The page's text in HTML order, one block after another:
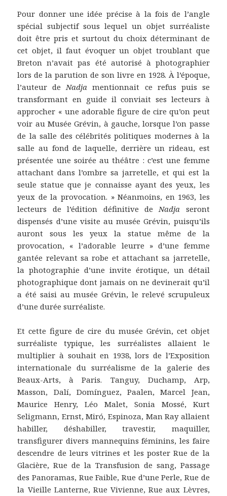
Pour donner une idée précise à la fois de l’angle
spécial subjectif sous lequel un objet surréaliste
doit être pris et surtout du choix déterminant de
cet objet, il faut évoquer un objet troublant que
Breton n’avait pas été autorisé à photographier
lors de la parution de son livre en 1928. À l’époque,
l’auteur deNadja mentionnait ce refus puis se
transformant en guide il conviait ses lecteurs à
approcher « une adorable figure de cire qu’on peut
voir au Musée Grévin, à gauche, lorsque l’on passe
de la salle des célébrités politiques modernes à la
salle au fond de laquelle, derrière un rideau, est
présentée une soirée au théâtre : c’est une femme
attachant dans l’ombre sa jarretelle, et qui est la
seule statue que je connaisse ayant des yeux, les
yeux de la provocation. » Néanmoins, en 1963, les
lecteurs de l’édition définitive deNadja seront
dispensés d’une visite au musée Grévin, puisqu’ils
auront sous les yeux la statue même de la
provocation, « l’adorable leurre » d’une femme
gantée relevant sa robe et attachant sa jarretelle,
la photographie d’une invite érotique, un détail
photographique dont jamais on ne devinerait qu’il
a été saisi au musée Grévin, le relevé scrupuleux
d’une durée surréaliste.
Et cette figure de cire du musée Grévin, cet objet
surréaliste typique, les surréalistes allaient le
multiplier à souhait en 1938, lors de l’Exposition
internationale du surréalisme de la galerie des
Beaux-Arts, à Paris. Tanguy, Duchamp, Arp,
Masson, Dalí, Domínguez, Paalen, Marcel Jean,
Maurice Henry, Léo Malet, Sonia Mossé, Kurt
Seligmann, Ernst, Miró, Espinoza, Man Ray allaient
habiller, déshabiller, travestir, maquiller,
transfigurer divers mannequins féminins, les faire
descendre de leurs vitrines et les poster Rue de la
Glacière, Rue de la Transfusion de sang, Passage
des Panoramas, Rue Faible, Rue d’une Perle, Rue de
la Vieille Lanterne, Rue Vivienne, Rue aux Lèvres,